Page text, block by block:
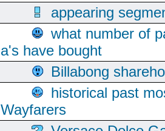
appearing
what number of
a's have bought
Billabong
historical past
Wayfarers